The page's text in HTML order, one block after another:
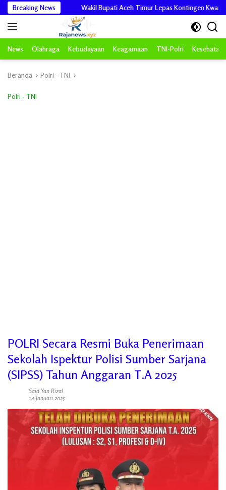
Langsung
ke
konten
Breaking News
Polri Wakil Bupati Aceh Timur Lepas Kontingen Kwarcab
News Olahraga Kebudayaan Keagamaan TNI-Polri Kesehatan
Beranda Polri - TNI
Polri - TNI
POLRI Secara Resmi Buka Penerimaan
Sekolah Ispektur Polisi Sumber Sarjana
(SIPSS) Tahun Anggaran T.A 2025
Said Yan Rizal
14 Januari 2025